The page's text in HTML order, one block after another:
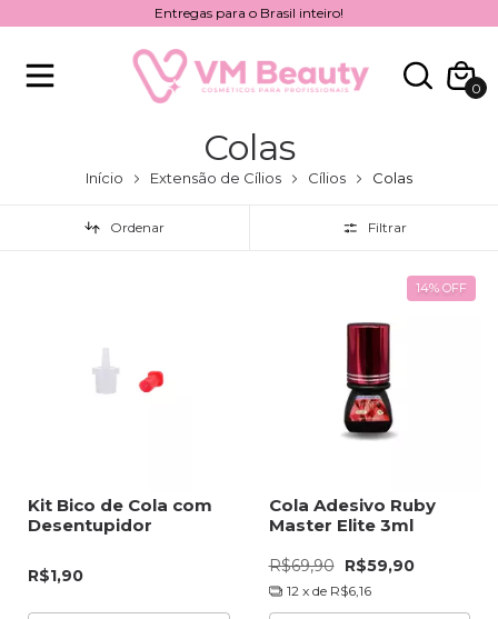
Entregas para o Brasil inteiro!
0
Colas
Início Extensão de Cílios Cílios Colas
Ordenar Filtrar
Kit Bico de Cola com
Desentupidor
R$1,90
14% OFF
Cola Adesivo Ruby
Master Elite 3ml
R$69,90 R$59,90
12 x de R$6,16